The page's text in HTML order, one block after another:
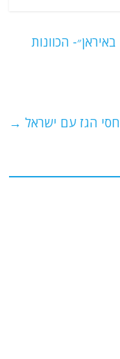
הכוונות
הגז עם ישראל →